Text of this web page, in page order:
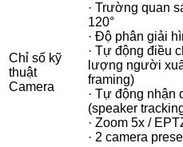
Chỉ số kỹ
thuật
Camera
· Trường quan
120°
· Độ phân giải
· Tự động điều
lượng người
framing)
· Tự động nhận
(speaker
· Zoom 5x /
· 2 camera